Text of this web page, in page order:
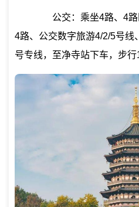
公交：乘坐4路、4路
4路、公交数字旅游4/2/5号线
号专线，至净寺站下车，步